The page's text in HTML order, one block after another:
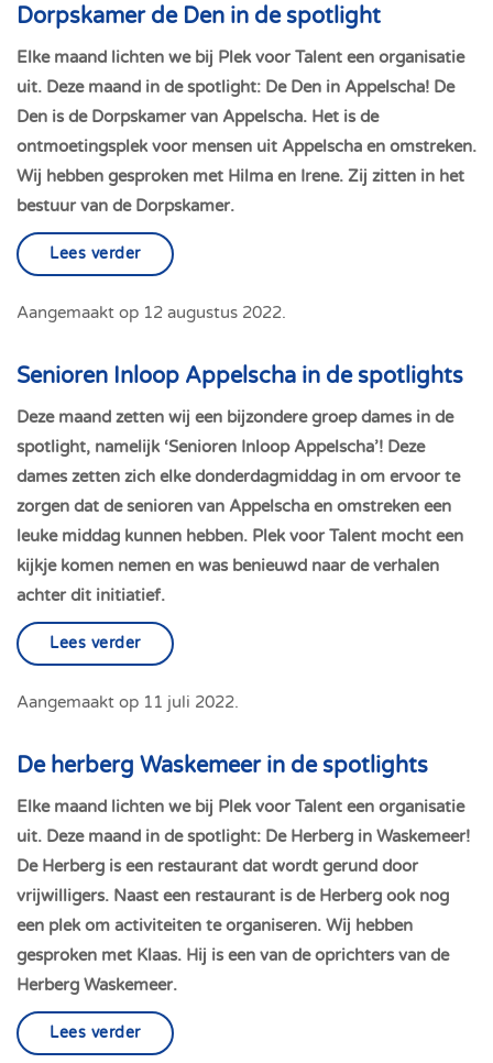
Dorpskamer de Den in de spotlight
Elke maand lichten we bij Plek voor Talent een organisatie
uit. Deze maand in de spotlight: De Den in Appelscha! De
Den is de Dorpskamer van Appelscha. Het is de
ontmoetingsplek voor mensen uit Appelscha en omstreken.
Wij hebben gesproken met Hilma en Irene. Zij zitten in het
bestuur van de Dorpskamer.
Lees verder
Aangemaakt op 12 augustus 2022.
Senioren Inloop Appelscha in de spotlights
Deze maand zetten wij een bijzondere groep dames in de
spotlight, namelijk ‘Senioren Inloop Appelscha’! Deze
dames zetten zich elke donderdagmiddag in om ervoor te
zorgen dat de senioren van Appelscha en omstreken een
leuke middag kunnen hebben. Plek voor Talent mocht een
kijkje komen nemen en was benieuwd naar de verhalen
achter dit initiatief.
Lees verder
Aangemaakt op 11 juli 2022.
De herberg Waskemeer in de spotlights
Elke maand lichten we bij Plek voor Talent een organisatie
uit. Deze maand in de spotlight: De Herberg in Waskemeer!
De Herberg is een restaurant dat wordt gerund door
vrijwilligers. Naast een restaurant is de Herberg ook nog
een plek om activiteiten te organiseren. Wij hebben
gesproken met Klaas. Hij is een van de oprichters van de
Herberg Waskemeer.
Lees verder